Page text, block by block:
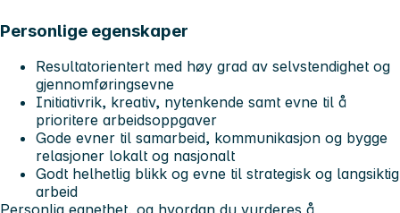
Personlige egenskaper
Resultatorientert med høy grad av selvstendighet og
gjennomføringsevne
Initiativrik, kreativ, nytenkende samt evne til å
prioritere arbeidsoppgaver
Gode evner til samarbeid, kommunikasjon og bygge
relasjoner lokalt og nasjonalt
Godt helhetlig blikk og evne til strategisk og langsiktig
arbeid